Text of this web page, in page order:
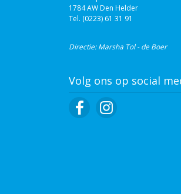
1784 AW Den Helder
Tel. (0223) 61 31 91‬
Directie: Marsha Tol - de Boer
Volg ons op social